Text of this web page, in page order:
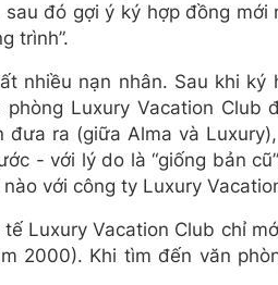
đó gợi ý ký hợp đồng mới
trình”.
nhiều nạn nhân. Sau khi ký
Luxury Vacation Club
đưa ra (giữa Alma và
- với lý do là “giống bản
với công ty Luxury
Luxury Vacation Club chỉ
2000). Khi tìm đến văn